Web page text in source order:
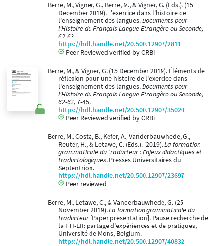
Berre, M., Vigner, G., Berre, M., & Vigner, G. (Eds.). (15
December 2019). L'exercice dans l'histoire de
l'enseignement des langues.Documents pour
l'Histoire du Français Langue Etrangère ou Seconde,
62-63.
https://hdl.handle.net/20.500.12907/2811
Peer Reviewed verified by ORBi
Berre, M., & Vigner, G. (15 December 2019). Éléments de
réflexion pour une histoire de l'exercice dans
l'enseignement des langues.Documents pour
l'Histoire du Français Langue Etrangère ou Seconde,
62-63, 7-45.
https://hdl.handle.net/20.500.12907/35020
Peer Reviewed verified by ORBi
Berre, M., Costa, B., Kefer, A., Vanderbauwhede, G.,
Reuter, H., & Letawe, C. (Eds.). (2019).La formation
grammaticale du traducteur : Enjeux didactiques et
traductologiques. Presses Universitaires du
Septentrion.
https://hdl.handle.net/20.500.12907/23697
Peer reviewed
Berre, M., Letawe, C., & Vanderbauwhede, G. (25
November 2019).La formation grammaticale du
traducteur[Paper presentation]. Pause recherche de
la FTI-EII: partage d'expériences et de pratiques,
Université de Mons, Belgium.
https://hdl.handle.net/20.500.12907/40832